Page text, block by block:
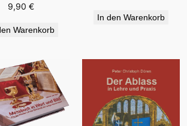
9,90 €
Warenkorb
In den Warenkorb